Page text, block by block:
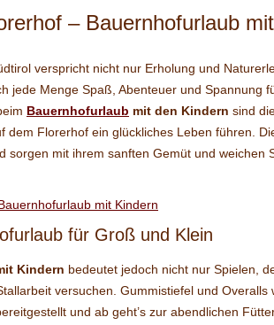
– Bauernhofurlaub
verspricht nicht nur Erholung und
jede Menge Spaß, Abenteuer und Spannung
Bauernhofurlaub mit den Kindern sind
dem Florerhof ein glückliches Leben führen.
sorgen mit ihrem sanften Gemüt und weichen
für Groß und Klein
Kindern bedeutet jedoch nicht nur Spielen,
versuchen. Gummistiefel und Overalls
und ab geht’s zur abendlichen